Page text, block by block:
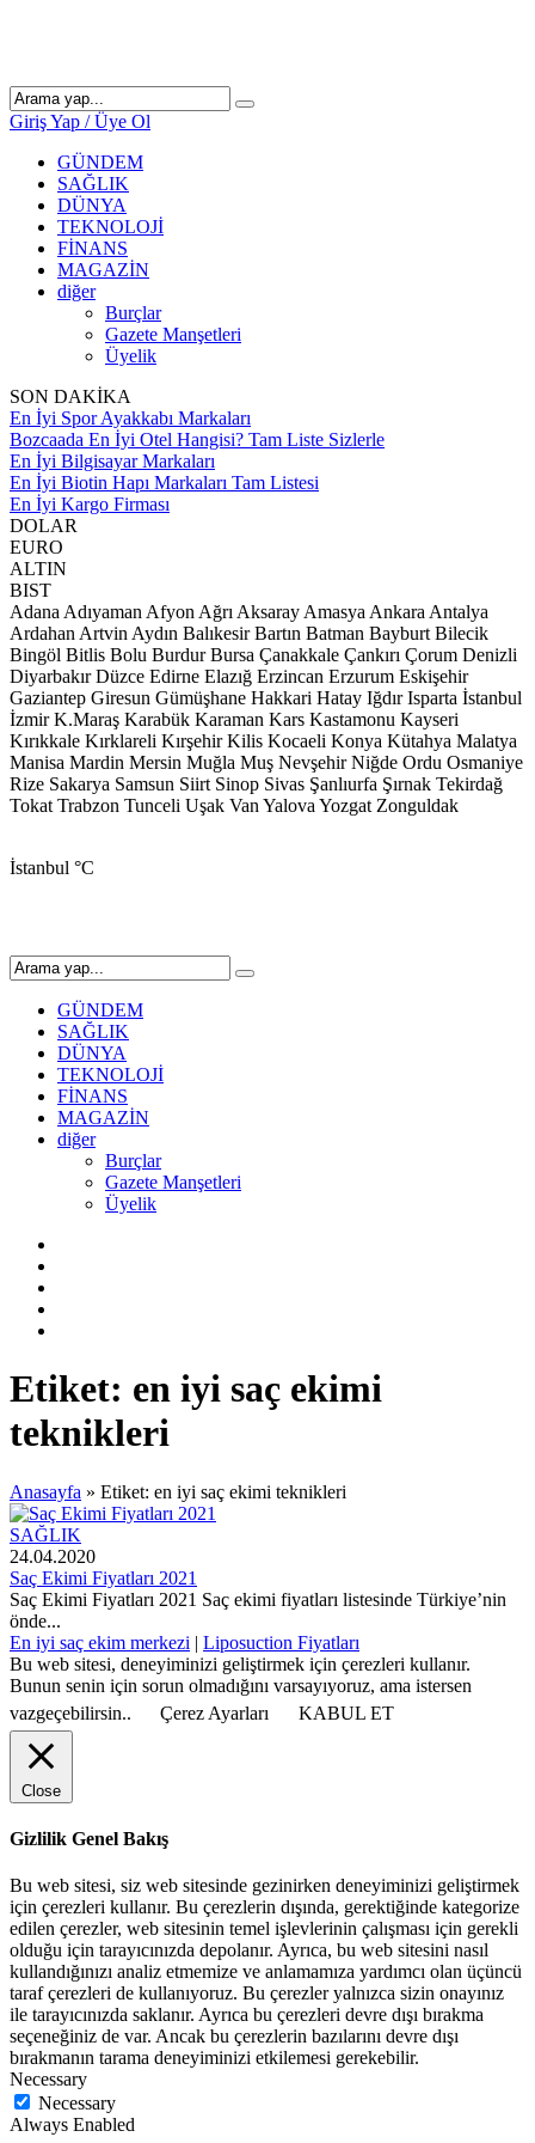
Giriş Yap / Üye Ol
GÜNDEM
SAĞLIK
DÜNYA
TEKNOLOJİ
FİNANS
MAGAZİN
diğer
Burçlar
Gazete Manşetleri
Üyelik
SON DAKİKA
En İyi Spor Ayakkabı Markaları
Bozcaada En İyi Otel Hangisi? Tam Liste Sizlerle
En İyi Bilgisayar Markaları
En İyi Biotin Hapı Markaları Tam Listesi
En İyi Kargo Firması
DOLAR
EURO
ALTIN
BIST
Adana Adıyaman Afyon Ağrı Aksaray Amasya Ankara Antalya
Ardahan Artvin Aydın Balıkesir Bartın Batman Bayburt Bilecik
Bingöl Bitlis Bolu Burdur Bursa Çanakkale Çankırı Çorum Denizli
Diyarbakır Düzce Edirne Elazığ Erzincan Erzurum Eskişehir
Gaziantep Giresun Gümüşhane Hakkari Hatay Iğdır Isparta İstanbul
İzmir K.Maraş Karabük Karaman Kars Kastamonu Kayseri
Kırıkkale Kırklareli Kırşehir Kilis Kocaeli Konya Kütahya Malatya
Manisa Mardin Mersin Muğla Muş Nevşehir Niğde Ordu Osmaniye
Rize Sakarya Samsun Siirt Sinop Sivas Şanlıurfa Şırnak Tekirdağ
Tokat Trabzon Tunceli Uşak Van Yalova Yozgat Zonguldak
İstanbul °C
GÜNDEM
SAĞLIK
DÜNYA
TEKNOLOJİ
FİNANS
MAGAZİN
diğer
Burçlar
Gazete Manşetleri
Üyelik
Etiket: en iyi saç ekimi
teknikleri
Anasayfa » Etiket: en iyi saç ekimi teknikleri
SAĞLIK
24.04.2020
Saç Ekimi Fiyatları 2021
Saç Ekimi Fiyatları 2021 Saç ekimi fiyatları listesinde Türkiye’nin
önde...
En iyi saç ekim merkezi | Liposuction Fiyatları
Bu web sitesi, deneyiminizi geliştirmek için çerezleri kullanır.
Bunun senin için sorun olmadığını varsayıyoruz, ama istersen
vazgeçebilirsin..
Çerez Ayarları KABUL ET
Close
Gizlilik Genel Bakış
Bu web sitesi, siz web sitesinde gezinirken deneyiminizi geliştirmek
için çerezleri kullanır. Bu çerezlerin dışında, gerektiğinde kategorize
edilen çerezler, web sitesinin temel işlevlerinin çalışması için gerekli
olduğu için tarayıcınızda depolanır. Ayrıca, bu web sitesini nasıl
kullandığınızı analiz etmemize ve anlamamıza yardımcı olan üçüncü
taraf çerezleri de kullanıyoruz. Bu çerezler yalnızca sizin onayınız
ile tarayıcınızda saklanır. Ayrıca bu çerezleri devre dışı bırakma
seçeneğiniz de var. Ancak bu çerezlerin bazılarını devre dışı
bırakmanın tarama deneyiminizi etkilemesi gerekebilir.
Necessary
Necessary
Always Enabled